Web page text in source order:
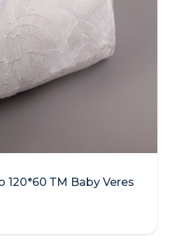
120*60 ТМ Baby Veres